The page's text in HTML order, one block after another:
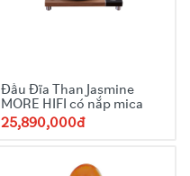
Đầu Đĩa Than Jasmine
MORE HIFI có nắp mica
25,890,000đ